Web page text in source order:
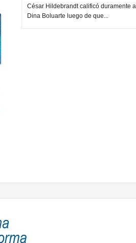
César Hildebrandt calificó duramente a
Dina Boluarte luego de que...